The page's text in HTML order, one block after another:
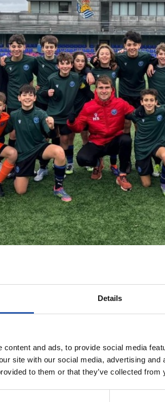
Details
content and ads, to provide social media
site with our social media, advertising
to them or that they’ve collected